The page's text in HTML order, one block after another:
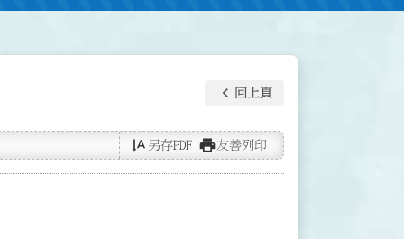
keyboard_arrow_left 回上頁
text_rotate_vertical 另存PDF print友善列印